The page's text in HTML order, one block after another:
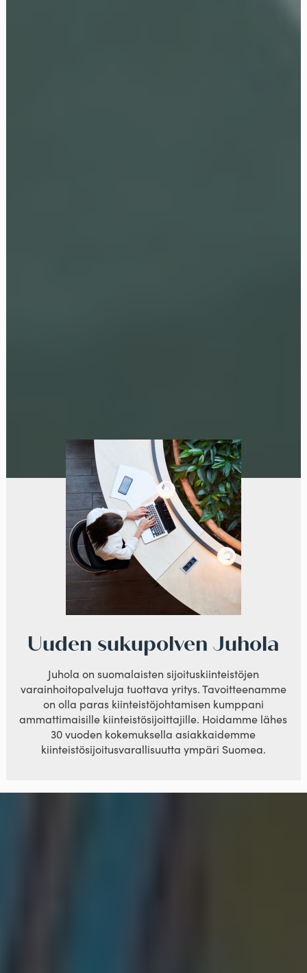
Uuden sukupolven Juhola
Juhola on suomalaisten sijoituskiinteistöjen
varainhoitopalveluja tuottava yritys. Tavoitteenamme
on olla paras kiinteistöjohtamisen kumppani
ammattimaisille kiinteistösijoittajille. Hoidamme lähes
30 vuoden kokemuksella asiakkaidemme
kiinteistösijoitusvarallisuutta ympäri Suomea.